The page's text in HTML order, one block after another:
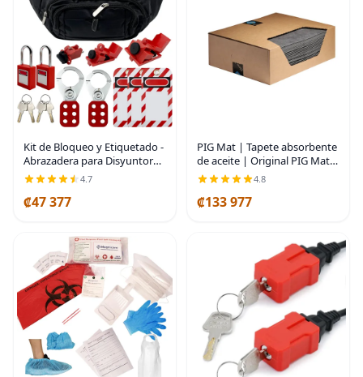
Kit de Bloqueo y Etiquetado -
Abrazadera para Disyuntor
de Circuito, Abrazaderas de
Universal Multi-Pole con
4.7
₡47 377
PIG Mat | Tapete absorbente
de aceite | Original PIG Mat |
Almohadillas de alfombrilla
de 15 x 20 pulgadas |
Absorbe 11 galones por caja
4.8
₡133 977